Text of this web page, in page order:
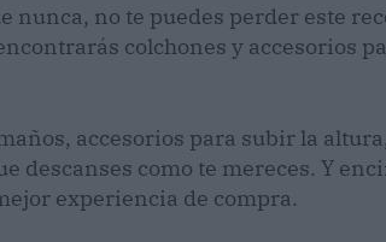
nunca, no te puedes perder este
colchones y accesorios
accesorios para subir la
descanses como te mereces. Y
experiencia de compra.